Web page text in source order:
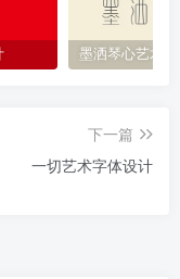
墨洒琴心艺术
下一篇
一切艺术字体设计